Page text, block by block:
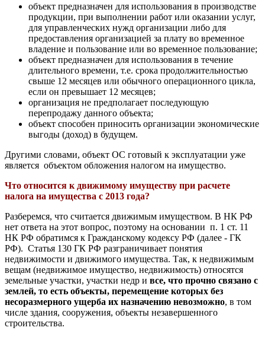
объект предназначен для использования в производстве
продукции, при выполнении работ или оказании услуг,
для управленческих нужд организации либо для
предоставления организацией за плату во временное
владение и пользование или во временное пользование;
объект предназначен для использования в течение
длительного времени, т.е. срока продолжительностью
свыше 12 месяцев или обычного операционного цикла,
если он превышает 12 месяцев;
организация не предполагает последующую
перепродажу данного объекта;
объект способен приносить организации экономические
выгоды (доход) в будущем.
Другими словами, объект ОС готовый к эксплуатации уже
является объектом обложения налогом на имущество.
Что относится к движимому имуществу при расчете
налога на имущества с 2013 года?
Разберемся, что считается движимым имуществом. В НК РФ
нет ответа на этот вопрос, поэтому на основании п. 1 ст. 11
НК РФ обратимся к Гражданскому кодексу РФ (далее - ГК
РФ). Статья 130 ГК РФ разграничивает понятия
недвижимости и движимого имущества. Так, к недвижимым
вещам (недвижимое имущество, недвижимость) относятся
земельные участки, участки недр и все, что прочно связано с
землей, то есть объекты, перемещение которых без
несоразмерного ущерба их назначению невозможно, в том
числе здания, сооружения, объекты незавершенного
строительства.